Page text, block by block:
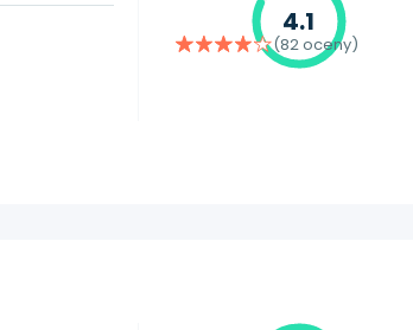
4.1
(82 oceny)